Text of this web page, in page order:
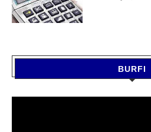
BURFI